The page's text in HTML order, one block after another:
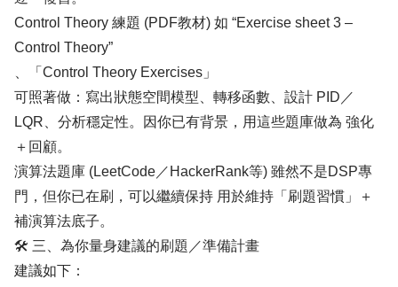
Control Theory 練題 (PDF教材) 如 “Exercise sheet 3 –
Control Theory”
、「Control Theory Exercises」
可照著做：寫出狀態空間模型、轉移函數、設計 PID／
LQR、分析穩定性。因你已有背景，用這些題庫做為 強化
＋回顧。
演算法題庫 (LeetCode／HackerRank等) 雖然不是DSP專
門，但你已在刷，可以繼續保持 用於維持「刷題習慣」＋
補演算法底子。
🛠 三、為你量身建議的刷題／準備計畫
建議如下：